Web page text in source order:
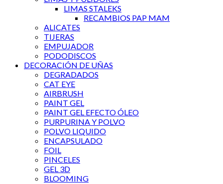
LIMAS STALEKS
RECAMBIOS PAP MAM
ALICATES
TIJERAS
EMPUJADOR
PODODISCOS
DECORACIÓN DE UÑAS
DEGRADADOS
CAT EYE
AIRBRUSH
PAINT GEL
PAINT GEL EFECTO ÓLEO
PURPURINA Y POLVO
POLVO LIQUIDO
ENCAPSULADO
FOIL
PINCELES
GEL 3D
BLOOMING